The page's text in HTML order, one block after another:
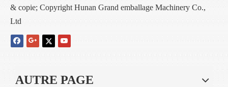
& copie; Copyright Hunan Grand emballage Machinery Co.,
Ltd
AUTRE PAGE